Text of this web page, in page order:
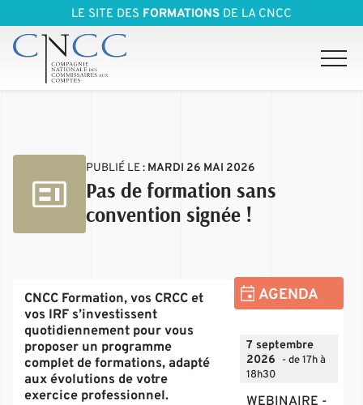
LE SITE DES FORMATIONS DE LA CNCC
PUBLIÉ LE : MARDI 26 MAI 2026
Pas de formation sans
convention signée !
CNCC Formation, vos CRCC et
vos IRF s’investissent
quotidiennement pour vous
proposer un programme
complet de formations, adapté
aux évolutions de votre
exercice professionnel.
AGENDA
7 septembre
2026
- de 17h à
18h30
WEBINAIRE -